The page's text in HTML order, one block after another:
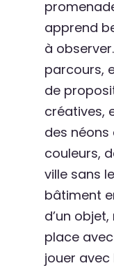
apprend
à
parcours,
de
créatives,
des
couleurs,
ville sans
bâtiment
d’un
place
jouer avec